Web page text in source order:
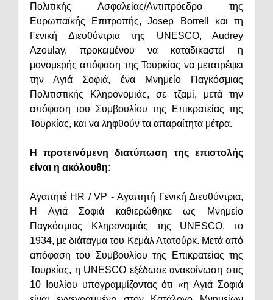
Πολιτικής Ασφαλείας/Αντιπρόεδρο της
Ευρωπαϊκής Επιτροπής, Josep Borrell και τη
Γενική Διευθύντρια της UNESCO, Audrey
Azoulay, προκειμένου να καταδικαστεί η
μονομερής απόφαση της Τουρκίας να μετατρέψει
την Αγιά Σοφιά, ένα Μνημείο Παγκόσμιας
Πολιτιστικής Κληρονομιάς, σε τζαμί, μετά την
απόφαση του Συμβουλίου της Επικρατείας της
Τουρκίας, και να ληφθούν τα απαραίτητα μέτρα.
Η προτεινόμενη διατύπωση της επιστολής
είναι η ακόλουθη:
Αγαπητέ HR / VP - Αγαπητή Γενική Διευθύντρια,
Η Αγιά Σοφιά καθιερώθηκε ως Μνημείο
Παγκόσμιας Κληρονομιάς της UNESCO, το
1934, με διάταγμα του Κεμάλ Ατατούρκ. Μετά από
απόφαση του Συμβουλίου της Επικρατείας της
Τουρκίας, η UNESCO εξέδωσε ανακοίνωση στις
10 Ιουλίου υπογραμμίζοντας ότι «η Αγιά Σοφιά